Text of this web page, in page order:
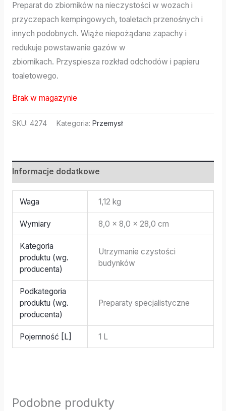
Preparat do zbiorników na nieczystości w wozach i
przyczepach kempingowych, toaletach przenośnych i
innych podobnych. Wiąże niepożądane zapachy i
redukuje powstawanie gazów w
zbiornikach. Przyspiesza rozkład odchodów i papieru
toaletowego.
Brak w magazynie
SKU: 4274 Kategoria: Przemysł
Informacje dodatkowe
Waga 1,12 kg
Wymiary 8,0 × 8,0 × 28,0 cm
Kategoria
produktu (wg.
producenta)
Utrzymanie czystości
budynków
Podkategoria
produktu (wg.
producenta)
Preparaty specjalistyczne
Pojemność [L] 1 L
Podobne produkty